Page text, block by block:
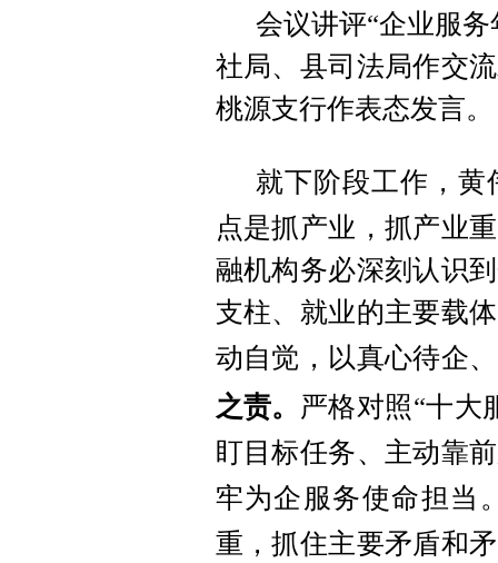
会议讲评“企业服
社局、县司法局作交
桃源支行作表态发言。
就下阶段工作，黄
点是抓产业，抓产业
融机构务必深刻认识
支柱、就业的主要载
动自觉，以真心待企
之责。
严格对照“十大
盯目标任务、主动靠
牢为企服务使命担当
重，抓住主要矛盾和